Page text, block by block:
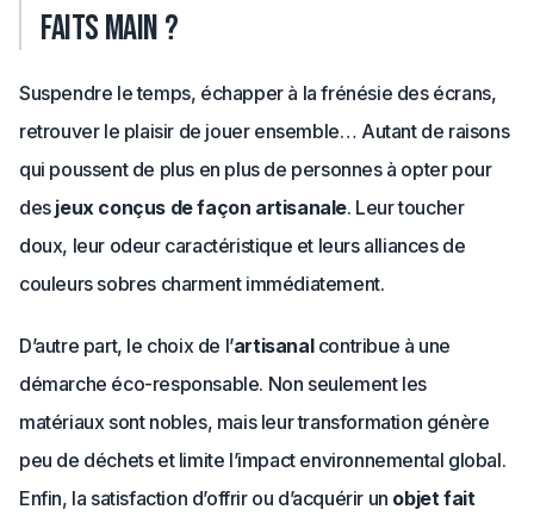
faits main ?
Suspendre le temps, échapper à la frénésie des écrans,
retrouver le plaisir de jouer ensemble… Autant de raisons
qui poussent de plus en plus de personnes à opter pour
des jeux conçus de façon artisanale. Leur toucher
doux, leur odeur caractéristique et leurs alliances de
couleurs sobres charment immédiatement.
D’autre part, le choix de l’artisanalcontribue à une
démarche éco-responsable. Non seulement les
matériaux sont nobles, mais leur transformation génère
peu de déchets et limite l’impact environnemental global.
Enfin, la satisfaction d’offrir ou d’acquérir un objet fait